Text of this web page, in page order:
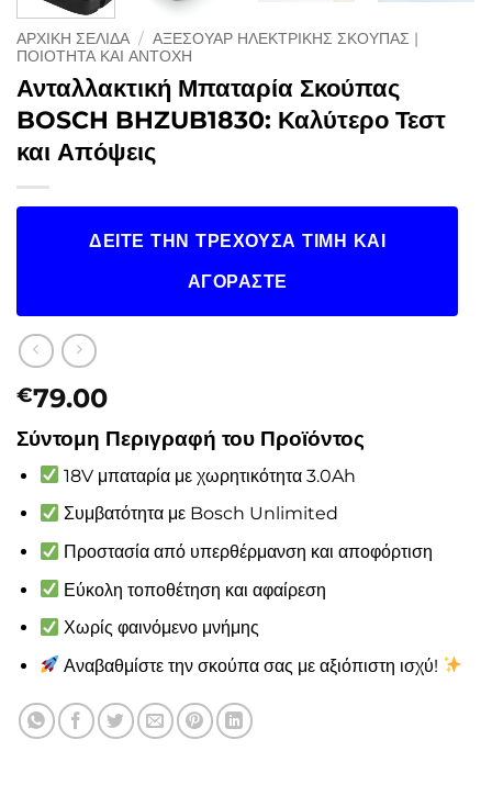
ΑΡΧΙΚΉ ΣΕΛΊΔΑ / ΑΞΕΣΟΥΆΡ ΗΛΕΚΤΡΙΚΉΣ ΣΚΟΎΠΑΣ |
ΠΟΙΌΤΗΤΑ ΚΑΙ ΑΝΤΟΧΉ
Ανταλλακτική Μπαταρία Σκούπας
BOSCH BHZUB1830: Καλύτερο Τεστ
και Απόψεις
ΔΕΊΤΕ ΤΗΝ ΤΡΈΧΟΥΣΑ ΤΙΜΉ ΚΑΙ
ΑΓΟΡΆΣΤΕ
€79.00
Σύντομη Περιγραφή του Προϊόντος
18V μπαταρία με χωρητικότητα 3.0Ah
Συμβατότητα με Bosch Unlimited
Προστασία από υπερθέρμανση και αποφόρτιση
Εύκολη τοποθέτηση και αφαίρεση
Χωρίς φαινόμενο μνήμης
Αναβαθμίστε την σκούπα σας με αξιόπιστη ισχύ!